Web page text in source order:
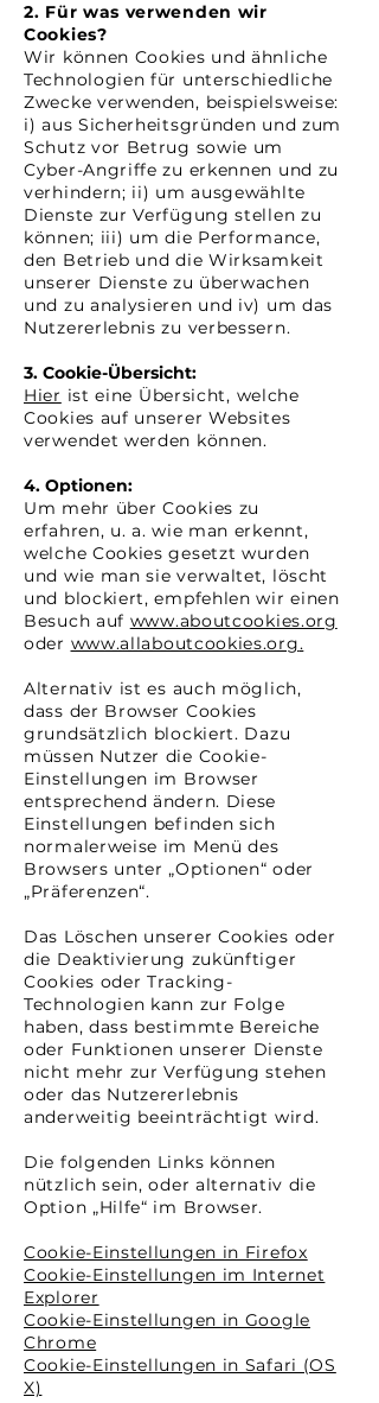
2. Für was verwenden wir
Cookies?
Wir können Cookies und ähnliche
Technologien für unterschiedliche
Zwecke verwenden, beispielsweise:
i) aus Sicherheitsgründen und zum
Schutz vor Betrug sowie um
Cyber-Angriffe zu erkennen und zu
verhindern; ii) um ausgewählte
Dienste zur Verfügung stellen zu
können; iii) um die Performance,
den Betrieb und die Wirksamkeit
unserer Dienste zu überwachen
und zu analysieren und iv) um das
Nutzererlebnis zu verbessern.
3. Cookie-Übersicht:
Hier ist eine Übersicht, welche
Cookies auf unserer Websites
verwendet werden können.
4. Optionen:
Um mehr über Cookies zu
erfahren, u. a. wie man erkennt,
welche Cookies gesetzt wurden
und wie man sie verwaltet, löscht
und blockiert, empfehlen wir einen
Besuch auf www.aboutcookies.org
oder www.allaboutcookies.org.
Alternativ ist es auch möglich,
dass der Browser Cookies
grundsätzlich blockiert. Dazu
müssen Nutzer die Cookie-
Einstellungen im Browser
entsprechend ändern. Diese
Einstellungen befinden sich
normalerweise im Menü des
Browsers unter „Optionen“ oder
„Präferenzen“.
Das Löschen unserer Cookies oder
die Deaktivierung zukünftiger
Cookies oder Tracking-
Technologien kann zur Folge
haben, dass bestimmte Bereiche
oder Funktionen unserer Dienste
nicht mehr zur Verfügung stehen
oder das Nutzererlebnis
anderweitig beeinträchtigt wird.
Die folgenden Links können
nützlich sein, oder alternativ die
Option „Hilfe“ im Browser.
Cookie-Einstellungen in Firefox
Cookie-Einstellungen im Internet
Explorer
Cookie-Einstellungen in Google
Chrome
Cookie-Einstellungen in Safari (OS
X)